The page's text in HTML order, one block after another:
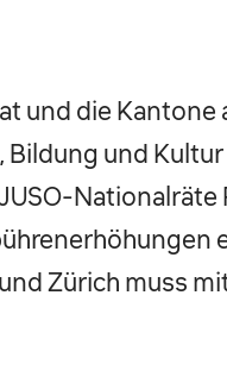
und die
und Kultur
Nationalräte
Zürich muss